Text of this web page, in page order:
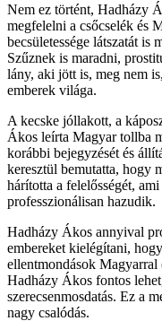
Nem ez történt, Hadházy
megfelelni a csőcselék és
becsületessége látszatát is
Szűznek is maradni,
lány, aki jött is, meg nem
emberek világa.
A kecske jóllakott, a
Ákos leírta Magyar tollba
korábbi bejegyzését és
keresztül bemutatta, hogy
hárította a felelősségét,
professzionálisan hazudik.
Hadházy Ákos annyival
embereket kielégítani,
ellentmondások
Hadházy Ákos fontos
szerecsenmosdatás. Ez a
nagy csalódás.